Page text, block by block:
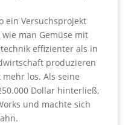
ein Versuchsprojekt
man Gemüse mit
effizienter als in
produzieren
los. Als seine
Dollar hinterließ,
und machte sich